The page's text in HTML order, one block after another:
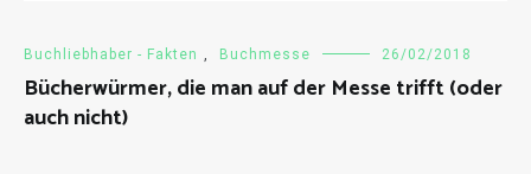
Buchliebhaber - Fakten , Buchmesse 26/02/2018
Bücherwürmer, die man auf der Messe trifft (oder
auch nicht)